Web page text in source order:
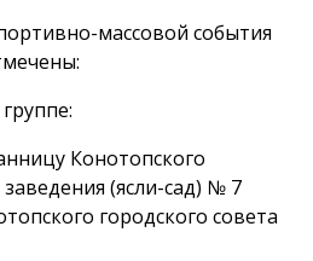
массовой события
Конотопского
(ясли-сад) № 7
городского совета